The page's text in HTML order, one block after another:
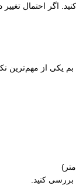
اگر احتمال
بم یکی از
بررسی کنید.